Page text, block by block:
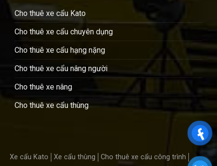
Cho thuê xe cẩu Kato
Cho thuê xe cẩu chuyên dụng
Cho thuê xe cẩu hạng nặng
Cho thuê xe cẩu nâng người
Cho thuê xe nâng
Cho thuê xe cẩu thùng
Xe cẩu Kato Xe cẩu thùng
Cho thuê xe cẩu công trình